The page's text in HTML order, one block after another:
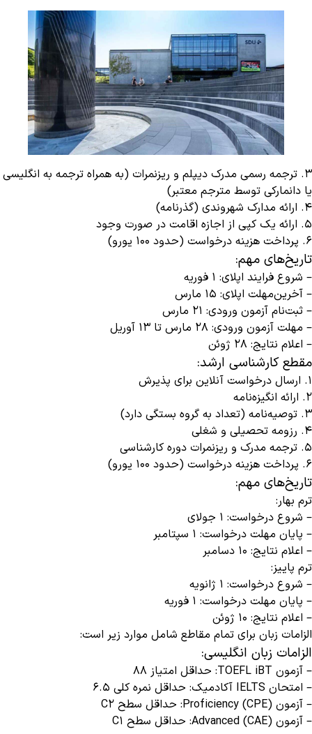
3. ترجمه رسمی مدرک دیپلم و ریزنمرات (به همراه ترجمه به انگلیسی
یا دانمارکی توسط مترجم معتبر)
4. ارائه مدارک شهروندی (گذرنامه)
5. ارائه یک کپی از اجازه اقامت در صورت وجود
6. پرداخت هزینه درخواست (حدود ۱۰۰ یورو)
تاریخ‌های مهم:
– شروع فرایند اپلای: ۱ فوریه
– آخرین‌مهلت اپلای: ۱۵ مارس
– ثبت‌نام آزمون ورودی: ۲۱ مارس
– مهلت آزمون ورودی: ۲۸ مارس تا ۱۳ آوریل
– اعلام نتایج: ۲۸ ژوئن
مقطع کارشناسی ارشد:
1. ارسال درخواست آنلاین برای پذیرش
2. ارائه انگیزه‌نامه
3. توصیه‌نامه (تعداد به گروه بستگی دارد)
4. رزومه تحصیلی و شغلی
5. ترجمه مدرک و ریزنمرات دوره کارشناسی
6. پرداخت هزینه درخواست (حدود ۱۰۰ یورو)
تاریخ‌های مهم:
ترم بهار:
– شروع درخواست: ۱ جولای
– پایان مهلت درخواست: ۱ سپتامبر
– اعلام نتایج: ۱۰ دسامبر
ترم پاییز:
– شروع درخواست: ۱ ژانویه
– پایان مهلت درخواست: ۱ فوریه
– اعلام نتایج: ۱۰ ژوئن
الزامات زبان برای تمام مقاطع شامل موارد زیر است:
الزامات زبان انگلیسی:
– آزمون TOEFL iBT: حداقل امتیاز ۸۸
– امتحان IELTS آکادمیک: حداقل نمره کلی ۶.۵
– آزمون Proficiency (CPE): حداقل سطح C2
– آزمون Advanced (CAE): حداقل سطح C1